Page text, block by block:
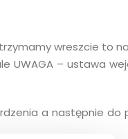
wreszcie to
UWAGA – ustawa
a następnie do